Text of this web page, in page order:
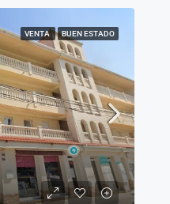
VENTA BUEN ESTADO